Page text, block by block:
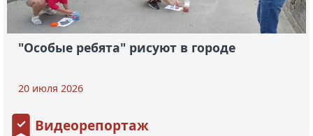
"Особые ребята" рисуют в городе
20 июля 2026
Видеорепортаж